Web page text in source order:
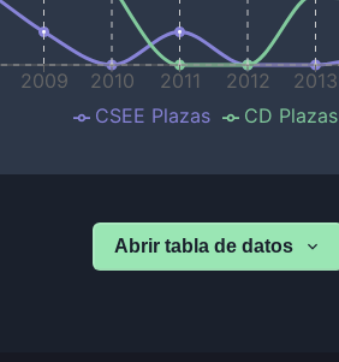
2009 2010 2011 2012 2013
CSEE Plazas CD Plazas
Abrir tabla de datos